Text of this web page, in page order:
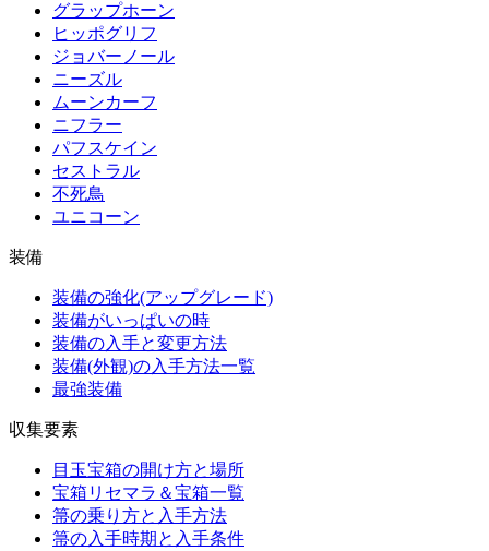
グラップホーン
ヒッポグリフ
ジョバーノール
ニーズル
ムーンカーフ
ニフラー
パフスケイン
セストラル
不死鳥
ユニコーン
装備
装備の強化(アップグレード)
装備がいっぱいの時
装備の入手と変更方法
装備(外観)の入手方法一覧
最強装備
収集要素
目玉宝箱の開け方と場所
宝箱リセマラ＆宝箱一覧
箒の乗り方と入手方法
箒の入手時期と入手条件